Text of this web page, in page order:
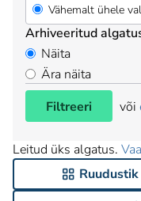
Vähemalt ühele
Arhiveeritud
Näita
Ära näita
Filtreeri
või
Leitud üks algatus.
Ruudustik